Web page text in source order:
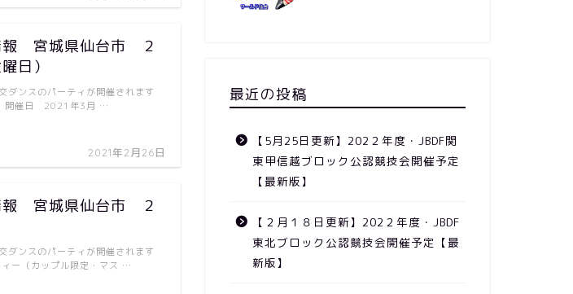
報 宮城県仙台市 ２
日）
2021年2月26日
ダンスのパーティが開催されます
開催日 2021年3月 …
報 宮城県仙台市 ２
ダンスのパーティが開催されます
ー（カップル限定・マス …
最近の投稿
【5月25日更新】202２年度・JBDF関
東甲信越ブロック公認競技会開催予定
【最新版】
【２月１８日更新】202２年度・JBDF
東北ブロック公認競技会開催予定【最
新版】